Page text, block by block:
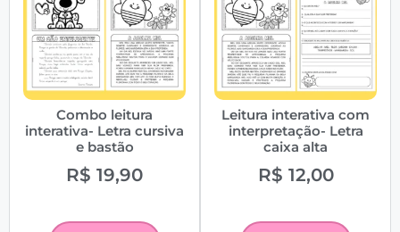
Combo leitura
interativa- Letra cursiva
e bastão
R$ 19,90
Leitura interativa com
interpretação- Letra
caixa alta
R$ 12,00